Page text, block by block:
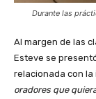
Durante las
Al margen de las
Esteve se
relacionada con
oradores que